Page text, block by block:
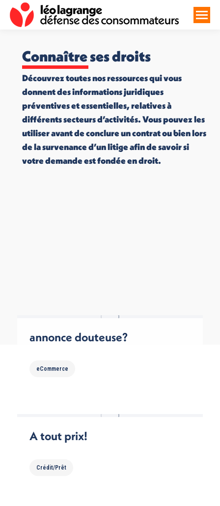
Connaître ses droits
Découvrez toutes nos ressources qui vous
donnent des informations juridiques
préventives et essentielles, relatives à
différents secteurs d’activités. Vous pouvez les
utiliser avant de conclure un contrat ou bien lors
de la survenance d’un litige afin de savoir si
votre demande est fondée en droit.
annonce douteuse?
eCommerce
A tout prix!
Crédit/Prêt